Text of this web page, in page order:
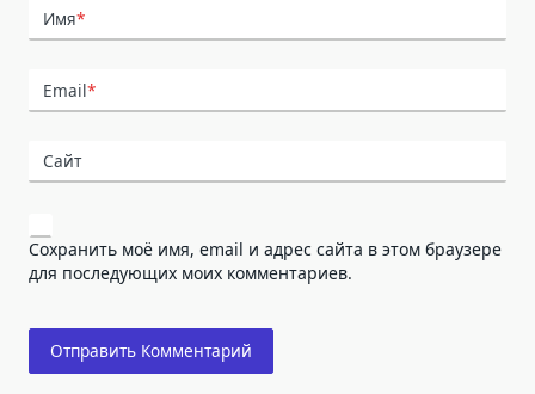
Имя*
Email*
Сайт
Сохранить моё имя, email и адрес сайта в этом браузере
для последующих моих комментариев.